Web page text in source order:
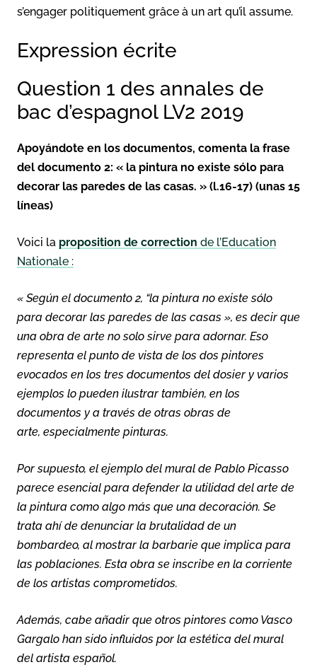
s’engager politiquement grâce à un art qu’il assume.
Expression écrite
Question 1 des annales de
bac d’espagnol LV2 2019
Apoyándote en los documentos, comenta la frase
del documento 2: « la pintura no existe sólo para
decorar las paredes de las casas. » (l.16-17) (unas 15
líneas)
Voici la proposition de correction de l’Education
Nationale :
« Según el documento 2, “la pintura no existe sólo
para decorar las paredes de las casas », es decir que
una obra de arte no solo sirve para adornar. Eso
representa el punto de vista de los dos pintores
evocados en los tres documentos del dosier y varios
ejemplos lo pueden ilustrar también, en los
documentos y a través de otras obras de
arte, especialmente pinturas.
Por supuesto, el ejemplo del mural de Pablo Picasso
parece esencial para defender la utilidad del arte de
la pintura como algo más que una decoración. Se
trata ahí de denunciar la brutalidad de un
bombardeo, al mostrar la barbarie que implica para
las poblaciones. Esta obra se inscribe en la corriente
de los artistas comprometidos.
Además, cabe añadir que otros pintores como Vasco
Gargalo han sido influidos por la estética del mural
del artista español.